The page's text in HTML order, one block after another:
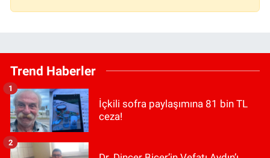
Trend Haberler
İçkili sofra paylaşımına 81 bin TL
ceza!
1
2